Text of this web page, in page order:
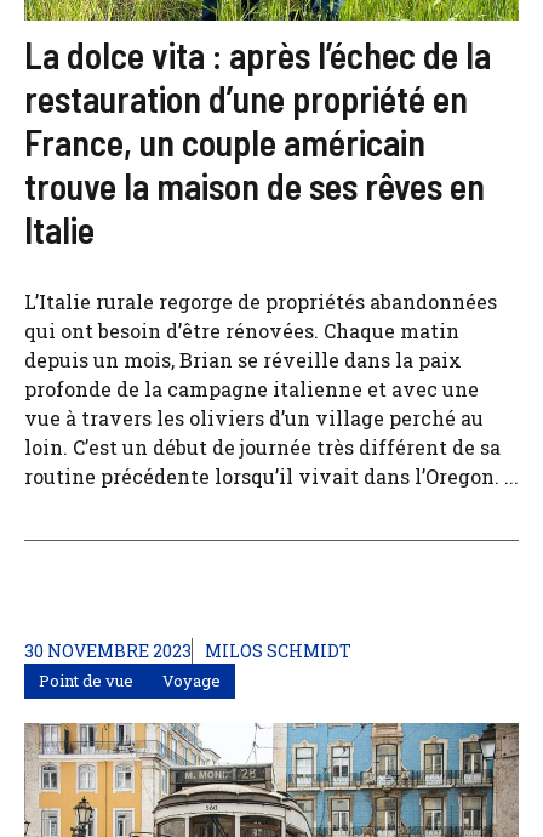
La dolce vita : après l’échec de la
restauration d’une propriété en
France, un couple américain
trouve la maison de ses rêves en
Italie
L’Italie rurale regorge de propriétés abandonnées
qui ont besoin d’être rénovées. Chaque matin
depuis un mois, Brian se réveille dans la paix
profonde de la campagne italienne et avec une
vue à travers les oliviers d’un village perché au
loin. C’est un début de journée très différent de sa
routine précédente lorsqu’il vivait dans l’Oregon. ...
30 NOVEMBRE 2023 MILOS SCHMIDT
Point de vue Voyage